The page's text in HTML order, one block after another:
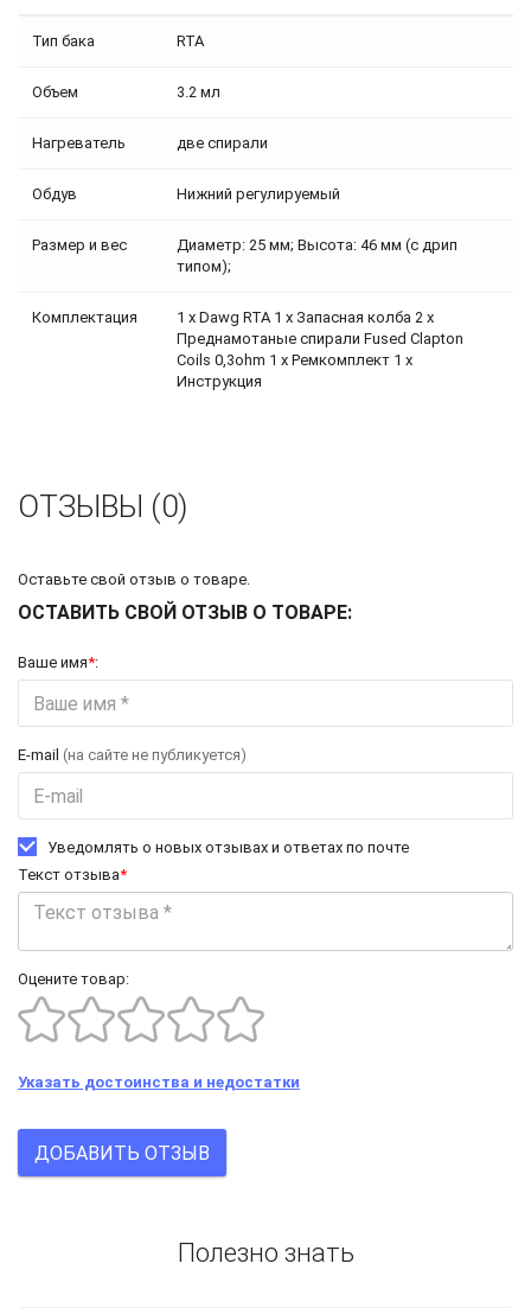
Тип бака RTA
Объем 3.2 мл
Нагреватель две спирали
Обдув Нижний регулируемый
Размер и вес
Диаметр: 25 мм; Высота: 46 мм (с дрип
типом);
Комплектация
1 x Dawg RTA 1 x Запасная колба 2 x
Преднамотаные спирали Fused Clapton
Coils 0,3ohm 1 х Ремкомплект 1 x
Инструкция
ОТЗЫВЫ (0)
Оставьте свой отзыв о товаре.
ОСТАВИТЬ СВОЙ ОТЗЫВ О ТОВАРЕ:
Ваше имя*:
E-mail (на сайте не публикуется)
Уведомлять о новых отзывах и ответах по почте
Текст отзыва*
Оцените товар:
Указать достоинства и недостатки
ДОБАВИТЬ ОТЗЫВ
Полезно знать